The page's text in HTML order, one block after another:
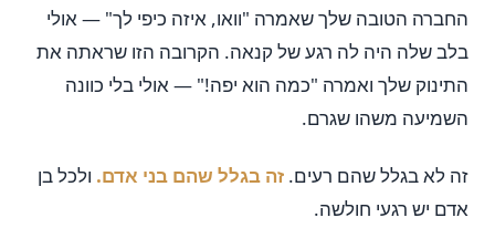
החברה הטובה שלך שאמרה "וואו, איזה כיפי לך" — אולי
בלב שלה היה לה רגע של קנאה. הקרובה הזו שראתה את
התינוק שלך ואמרה "כמה הוא יפה!" — אולי בלי כוונה
השמיעה משהו שגרם.
זה לא בגלל שהם רעים. זה בגלל שהם בני אדם. ולכל בן
אדם יש רגעי חולשה.